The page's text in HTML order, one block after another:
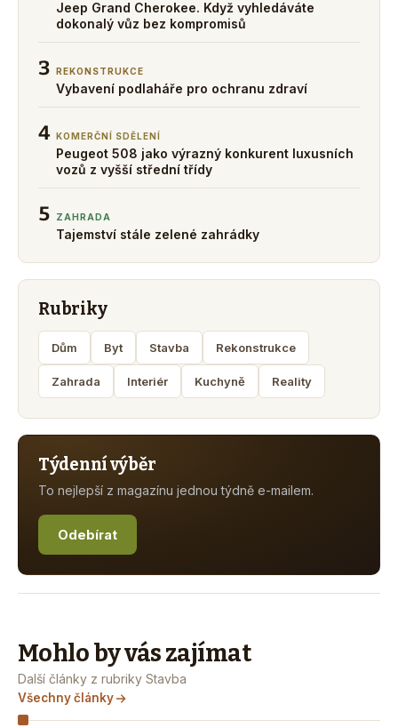
Jeep Grand Cherokee. Když vyhledáváte
dokonalý vůz bez kompromisů
3 REKONSTRUKCE
Vybavení podlaháře pro ochranu zdraví
4 KOMERČNÍ SDĚLENÍ
Peugeot 508 jako výrazný konkurent luxusních
vozů z vyšší střední třídy
5 ZAHRADA
Tajemství stále zelené zahrádky
Rubriky
Dům Byt Stavba Rekonstrukce
Zahrada Interiér Kuchyně Reality
Týdenní výběr
To nejlepší z magazínu jednou týdně e-mailem.
Odebírat
Mohlo by vás zajímat
Další články z rubriky Stavba
Všechny články